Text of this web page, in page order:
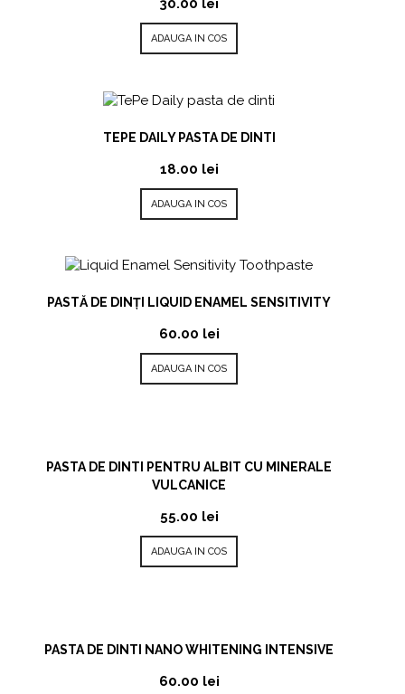
30.00 lei
ADAUGA IN COS
TEPE DAILY PASTA DE DINTI
18.00 lei
ADAUGA IN COS
PASTĂ DE DINȚI LIQUID ENAMEL SENSITIVITY
60.00 lei
ADAUGA IN COS
PASTA DE DINTI PENTRU ALBIT CU MINERALE
VULCANICE
55.00 lei
ADAUGA IN COS
PASTA DE DINTI NANO WHITENING INTENSIVE
60.00 lei